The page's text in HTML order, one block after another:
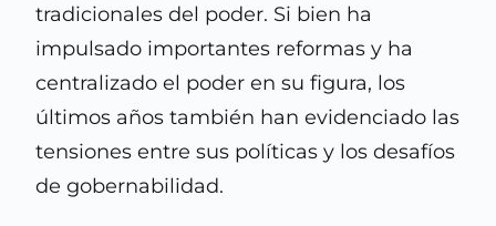
tradicionales del poder. Si bien ha
impulsado importantes reformas y ha
centralizado el poder en su figura, los
últimos años también han evidenciado las
tensiones entre sus políticas y los desafíos
de gobernabilidad.